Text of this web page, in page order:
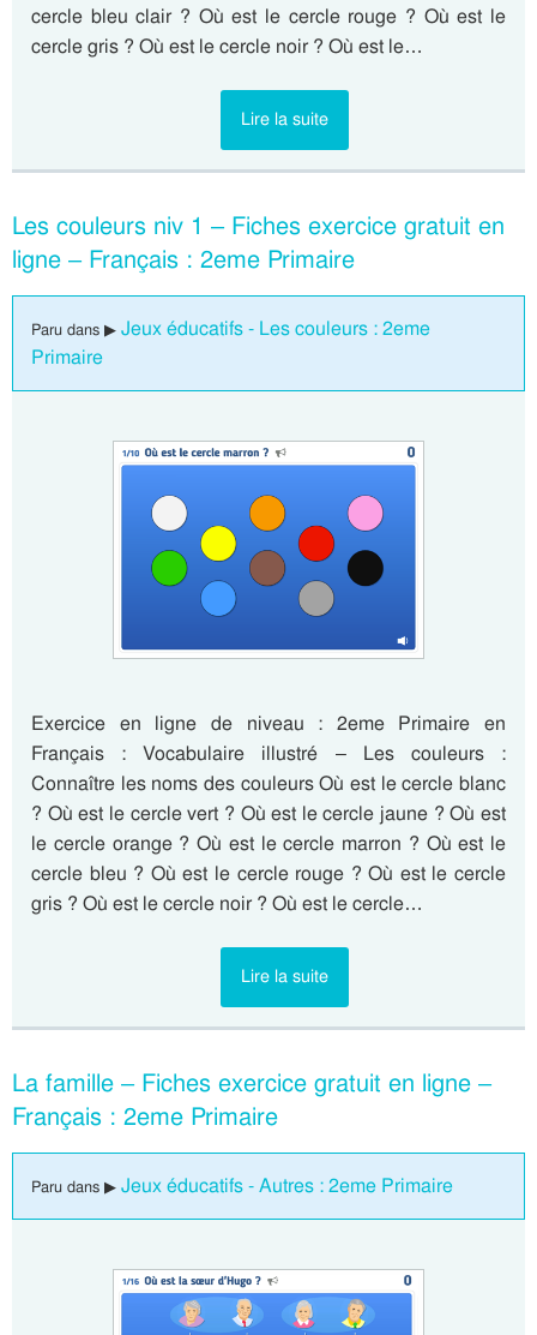
cercle bleu clair ? Où est le cercle rouge ? Où est le
cercle gris ? Où est le cercle noir ? Où est le…
Lire la suite
Les couleurs niv 1 – Fiches exercice gratuit en
ligne – Français : 2eme Primaire
Paru dans ▶ Jeux éducatifs - Les couleurs : 2eme
Primaire
Exercice en ligne de niveau : 2eme Primaire en
Français : Vocabulaire illustré – Les couleurs :
Connaître les noms des couleurs Où est le cercle blanc
? Où est le cercle vert ? Où est le cercle jaune ? Où est
le cercle orange ? Où est le cercle marron ? Où est le
cercle bleu ? Où est le cercle rouge ? Où est le cercle
gris ? Où est le cercle noir ? Où est le cercle…
Lire la suite
La famille – Fiches exercice gratuit en ligne –
Français : 2eme Primaire
Paru dans ▶ Jeux éducatifs - Autres : 2eme Primaire